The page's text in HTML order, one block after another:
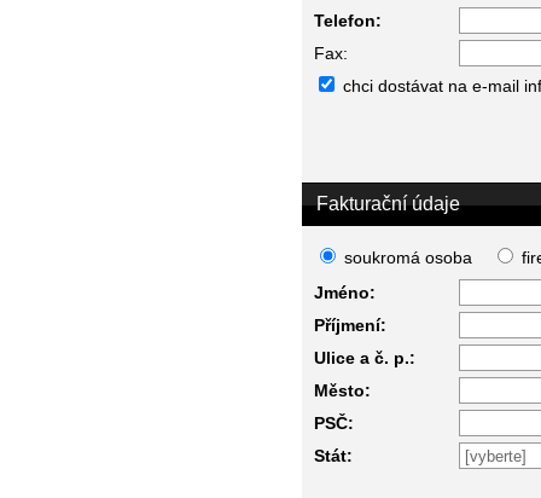
Telefon:
Fax:
chci dostávat na e-mail
Fakturační údaje
soukromá osoba
Jméno:
Příjmení:
Ulice a č. p.:
Město:
PSČ:
Stát: